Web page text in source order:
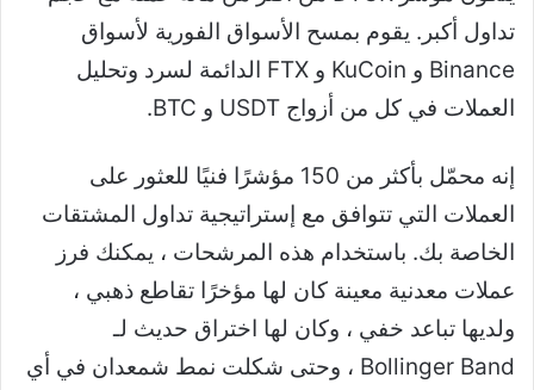
تداول أكبر. يقوم بمسح الأسواق الفورية لأسواق
Binance و KuCoin و FTX الدائمة لسرد وتحليل
العملات في كل من أزواج USDT و BTC.
إنه محمّل بأكثر من 150 مؤشرًا فنيًا للعثور على
العملات التي تتوافق مع إستراتيجية تداول المشتقات
الخاصة بك. باستخدام هذه المرشحات ، يمكنك فرز
عملات معدنية معينة كان لها مؤخرًا تقاطع ذهبي ،
ولديها تباعد خفي ، وكان لها اختراق حديث لـ
Bollinger Band ، وحتى شكلت نمط شمعدان في أي